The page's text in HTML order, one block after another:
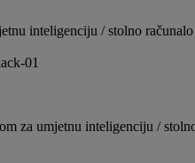
inteligenciju / stolno
za umjetnu inteligenciju /